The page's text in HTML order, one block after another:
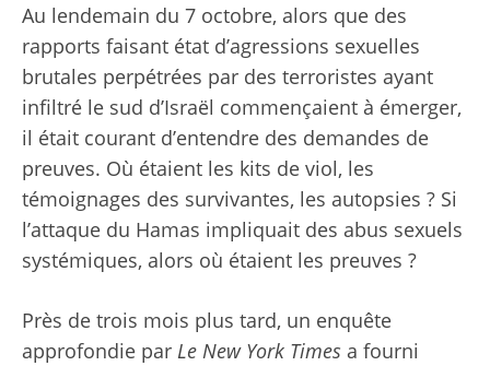
Au lendemain du 7 octobre, alors que des
rapports faisant état d’agressions sexuelles
brutales perpétrées par des terroristes ayant
infiltré le sud d’Israël commençaient à émerger,
il était courant d’entendre des demandes de
preuves. Où étaient les kits de viol, les
témoignages des survivantes, les autopsies ? Si
l’attaque du Hamas impliquait des abus sexuels
systémiques, alors où étaient les preuves ?
Près de trois mois plus tard, un enquête
approfondie par Le New York Times a fourni